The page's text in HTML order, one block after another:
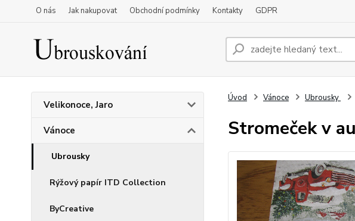
O nás Jak nakupovat Obchodní podmínky Kontakty GDPR
Velikonoce, Jaro
Vánoce
Ubrousky
Rýžový papír ITD Collection
ByCreative
Úvod Vánoce Ubrousky
Stromeček v